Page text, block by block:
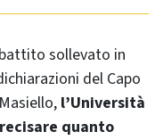
del Capo
l’Università
quanto